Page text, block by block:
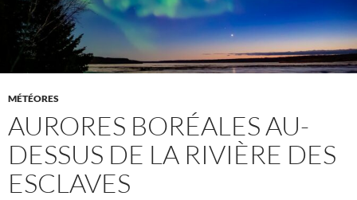
MÉTÉORES
AURORES BORÉALES AU-
DESSUS DE LA RIVIÈRE DES
ESCLAVES